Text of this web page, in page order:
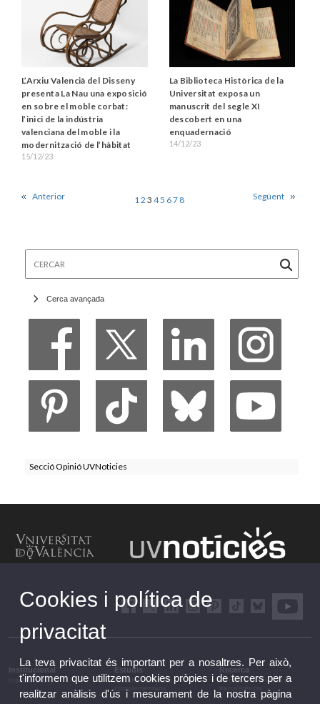
L’Arxiu Valencià del Disseny
presenta La Nau una exposició
en sobre el moble corbat:
l’inici de la indústria
valenciana del moble i la
modernització de l’hàbitat
15/12/23
La Biblioteca Històrica de la
Universitat exposa un
manuscrit del segle XI
descobert en una
enquadernació
14/12/23
Anterior 1 2 3 45 67 8 Següent
Cerca avançada
Secció Opinió UVNoticies
Institucional
Institucional
Estudis
Estudis i formació
Recerca
Recerca, innovació i
Cookies i política de
privacitat
La teva privacitat és important per a nosaltres. Per això,
t'informem que utilitzem cookies pròpies i de tercers per a
realitzar anàlisis d'ús i mesurament de la nostra pàgina